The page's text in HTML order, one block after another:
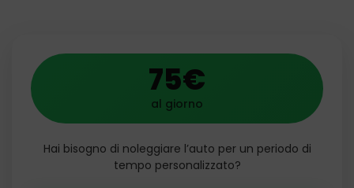
75€
al giorno
Hai bisogno di noleggiare l’auto per un periodo di
tempo personalizzato?